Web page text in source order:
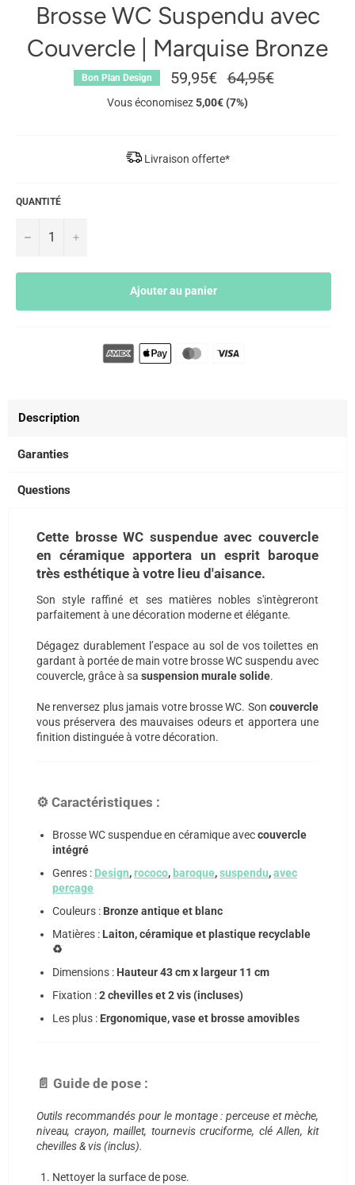
Brosse WC Suspendu avec
Couvercle | Marquise Bronze
Bon Plan Design 59,95€
Prix
régulier
64,95€
Vous économisez5,00€ (7%)
Livraison offerte*
QUANTITÉ
− +
Ajouter au panier
Description
Garanties
Questions
Cette brosse WC suspendue avec couvercle
en céramique apportera un esprit baroque
très esthétique à votre lieu d'aisance.
Son style raffiné et ses matières nobles s'intègreront
parfaitement à une décoration moderne et élégante.
Dégagez durablement l’espace au sol de vos toilettes en
gardant à portée de main votre brosse WC suspendu avec
couvercle, grâce à sa suspension murale solide.
Ne renversez plus jamais votre brosse WC. Son couvercle
vous préservera des mauvaises odeurs et apportera une
finition distinguée à votre décoration.
⚙️ Caractéristiques :
Brosse WC suspendue en céramique aveccouvercle
intégré
Genres : Design,rococo, baroque,suspendu,avec
perçage
Couleurs : Bronze antique et blanc
Matières : Laiton, céramique et plastique recyclable
♻️
Dimensions : Hauteur 43 cm x largeur 11 cm
Fixation :2 chevilles et 2 vis (incluses)
Les plus : Ergonomique, vase et brosse amovibles
📄 Guide de pose :
Outils recommandés pour le montage : perceuse et mèche,
niveau, crayon, maillet, tournevis cruciforme, clé Allen, kit
chevilles & vis (inclus).
Nettoyer la surface de pose.